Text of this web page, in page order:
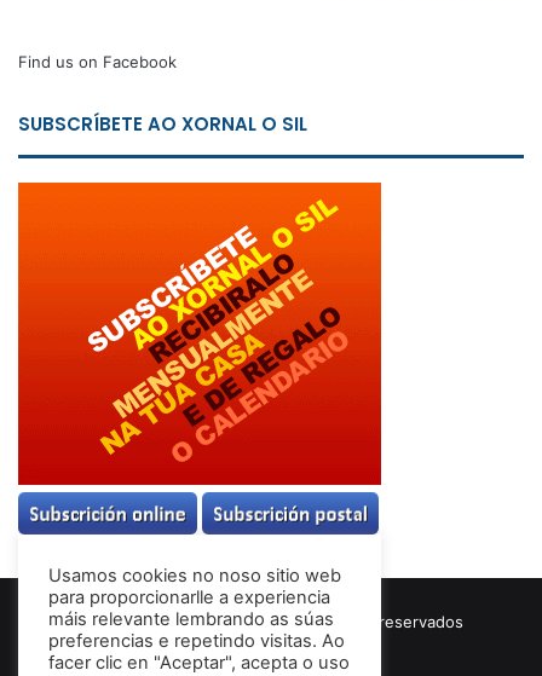
Find us on Facebook
SUBSCRÍBETE AO XORNAL O SIL
© Copyright 2026, Todos los derechos reservados
Términos & Condiciones
Usamos cookies no noso sitio web
para proporcionarlle a experiencia
máis relevante lembrando as súas
preferencias e repetindo visitas. Ao
facer clic en "Aceptar", acepta o uso